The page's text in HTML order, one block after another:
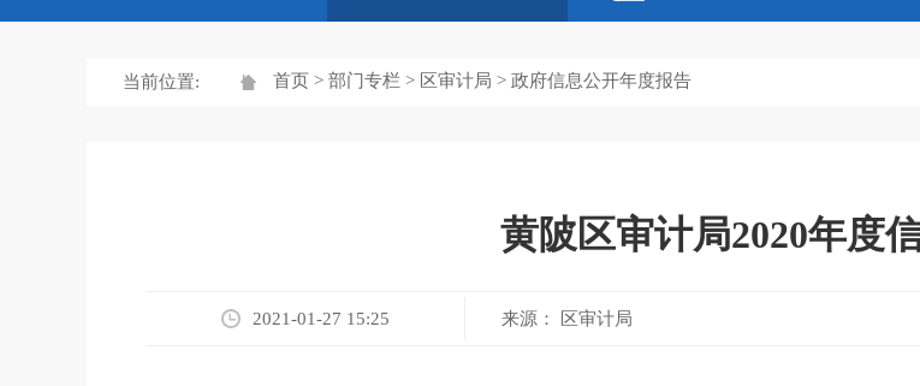
当前位置: 首页 > 部门专栏 > 区审计局 > 政府信息公开年度报告
黄陂区审计局2020年度
2021-01-27 15:25 来源： 区审计局